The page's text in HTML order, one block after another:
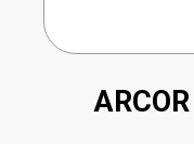
ARCOR